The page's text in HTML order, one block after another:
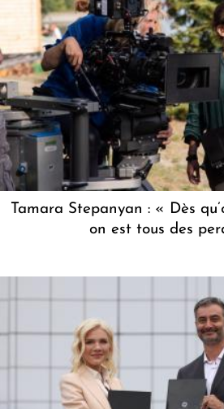
Tamara Stepanyan : « Dès
on est tous des